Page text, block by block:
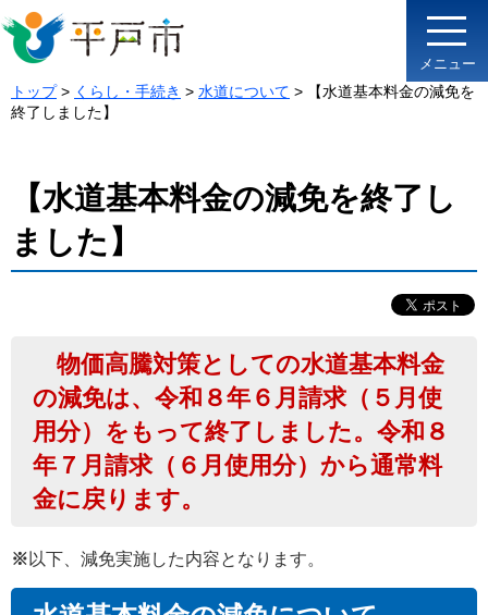
メニュー
トップ> くらし・手続き > 水道について > 【水道基本料金の減免を
終了しました】
【水道基本料金の減免を終了し
ました】
物価高騰対策としての水道基本料金
の減免は、令和８年６月請求（５月使
用分）をもって終了しました。令和８
年７月請求（６月使用分）から通常料
金に戻ります。
※ 以下、減免実施した内容となります。